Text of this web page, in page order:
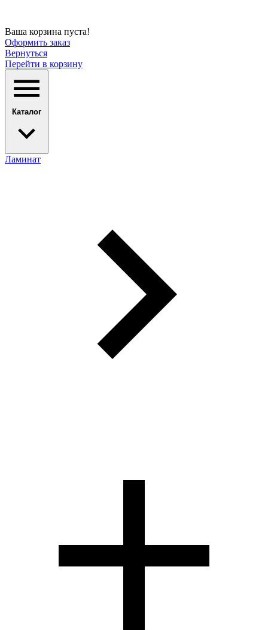
Ваша корзина пуста!
Оформить заказ
Вернуться
Перейти в корзину
Каталог
Ламинат